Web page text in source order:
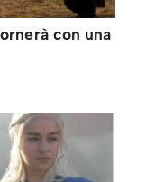
con una